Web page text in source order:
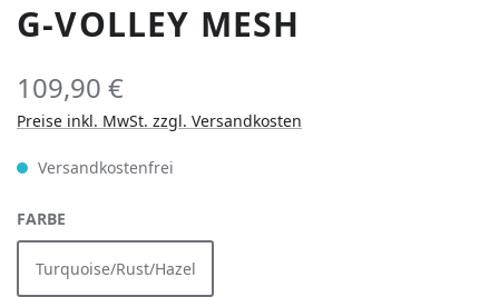
G-VOLLEY MESH
109,90 €
Preise inkl. MwSt. zzgl. Versandkosten
Versandkostenfrei
FARBE
Turquoise/Rust/Hazel